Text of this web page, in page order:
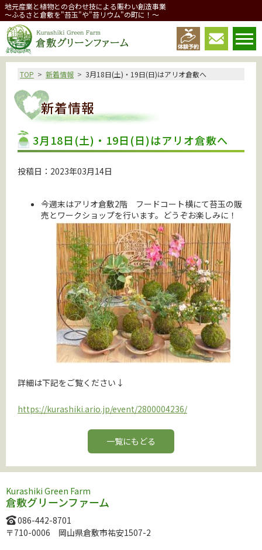
地元産業と植物との合わせ技による賑わい創造事業
～ふるさと倉敷を"苔玉"や"苔リウム"の町に！～
倉敷グリーンファーム
TOP 新着情報 3月18日(土)・19日(日)はアリオ倉敷へ
新着情報
3月18日(土)・19日(日)はアリオ倉敷へ
投稿日：2023年03月14日
今週末はアリオ倉敷2階 フードコート横にて苔玉の販
売とワークショップを行います。どうぞお楽しみに！
詳細は下記をご覧ください↓
https://kurashiki.ario.jp/event/2800004236/
一覧にもどる
Kurashiki Green Farm
倉敷グリーンファーム
086-442-8701
〒710-0006 岡山県倉敷市祐安1507-2